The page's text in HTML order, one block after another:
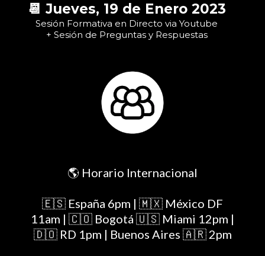
📆 Jueves, 19 de Enero 2023
Sesión Formativa en Directo via Youtube
+ Sesión de Preguntas y Respuestas
🌎 Horario Internacional
🇪🇸 España 6pm | 🇲🇽 México DF
11am | 🇨🇴 Bogotá 🇺🇸 Miami 12pm |
🇩🇴 RD 1pm | Buenos Aires 🇦🇷 2pm